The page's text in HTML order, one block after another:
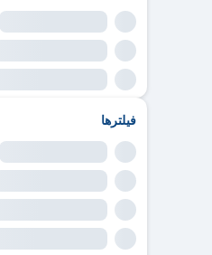
فیلترها